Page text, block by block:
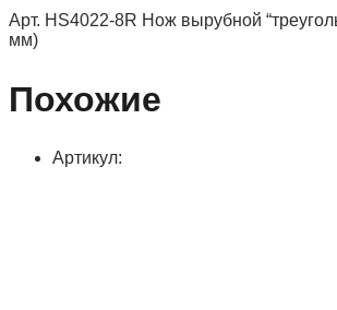
Арт. HS4022-8R Нож вырубной
мм)
Похожие
Артикул: